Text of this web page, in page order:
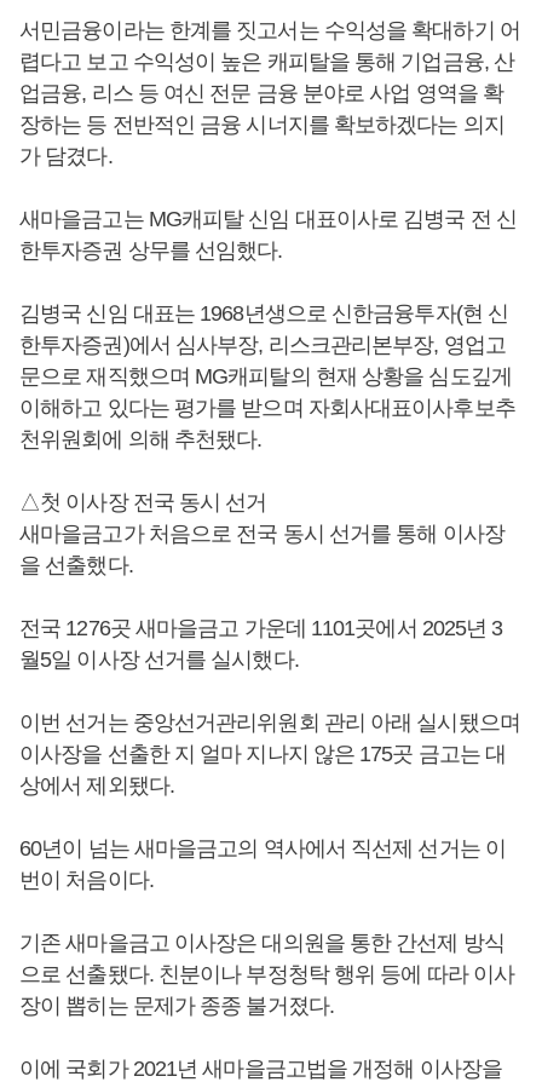
서민금융이라는 한계를 짓고서는 수익성을 확대하기 어
렵다고 보고 수익성이 높은 캐피탈을 통해 기업금융, 산
업금융, 리스 등 여신 전문 금융 분야로 사업 영역을 확
장하는 등 전반적인 금융 시너지를 확보하겠다는 의지
가 담겼다.
새마을금고는 MG캐피탈 신임 대표이사로 김병국 전 신
한투자증권 상무를 선임했다.
김병국 신임 대표는 1968년생으로 신한금융투자(현 신
한투자증권)에서 심사부장, 리스크관리본부장, 영업고
문으로 재직했으며 MG캐피탈의 현재 상황을 심도깊게
이해하고 있다는 평가를 받으며 자회사대표이사후보추
천위원회에 의해 추천됐다.
△첫 이사장 전국 동시 선거
새마을금고가 처음으로 전국 동시 선거를 통해 이사장
을 선출했다.
전국 1276곳 새마을금고 가운데 1101곳에서 2025년 3
월5일 이사장 선거를 실시했다.
이번 선거는 중앙선거관리위원회 관리 아래 실시됐으며
이사장을 선출한 지 얼마 지나지 않은 175곳 금고는 대
상에서 제외됐다.
60년이 넘는 새마을금고의 역사에서 직선제 선거는 이
번이 처음이다.
기존 새마을금고 이사장은 대의원을 통한 간선제 방식
으로 선출됐다. 친분이나 부정청탁 행위 등에 따라 이사
장이 뽑히는 문제가 종종 불거졌다.
이에 국회가 2021년 새마을금고법을 개정해 이사장을